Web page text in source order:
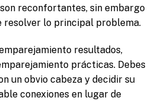
reconfortantes, sin embargo
resolver lo principal problema.
resultados,
prácticas. Debes
un obvio cabeza y decidir su
conexiones en lugar de